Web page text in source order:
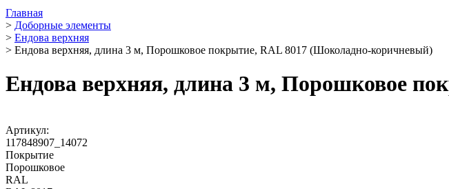
Главная
> Доборные элементы
> Ендова верхняя
> Ендова верхняя, длина 3 м, Порошковое покрытие, RAL 8017 (Шоколадно-коричневый)
Ендова верхняя, длина 3 м, Порошковое
Артикул:
117848907_14072
Покрытие
Порошковое
RAL